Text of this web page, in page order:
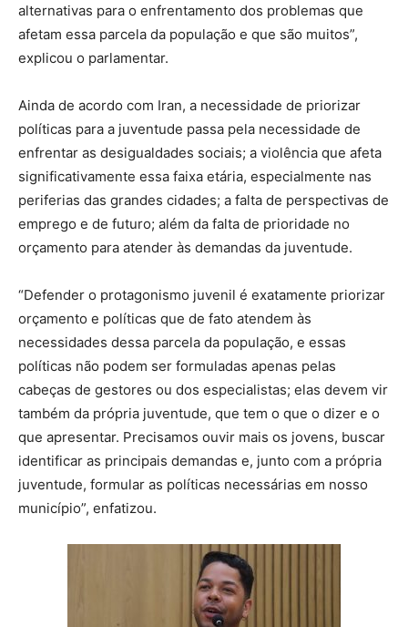
alternativas para o enfrentamento dos problemas que
afetam essa parcela da população e que são muitos”,
explicou o parlamentar.
Ainda de acordo com Iran, a necessidade de priorizar
políticas para a juventude passa pela necessidade de
enfrentar as desigualdades sociais; a violência que afeta
significativamente essa faixa etária, especialmente nas
periferias das grandes cidades; a falta de perspectivas de
emprego e de futuro; além da falta de prioridade no
orçamento para atender às demandas da juventude.
“Defender o protagonismo juvenil é exatamente priorizar
orçamento e políticas que de fato atendem às
necessidades dessa parcela da população, e essas
políticas não podem ser formuladas apenas pelas
cabeças de gestores ou dos especialistas; elas devem vir
também da própria juventude, que tem o que o dizer e o
que apresentar. Precisamos ouvir mais os jovens, buscar
identificar as principais demandas e, junto com a própria
juventude, formular as políticas necessárias em nosso
município”, enfatizou.